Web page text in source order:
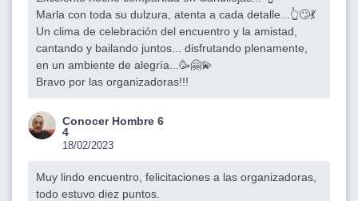
Marla con toda su dulzura, atenta a cada detalle...👆🙄💃
Un clima de celebración del encuentro y la amistad,
cantando y bailando juntos... disfrutando plenamente,
en un ambiente de alegría...🥳🤗💫
Bravo por las organizadoras!!!
Conocer Hombre 6
4
18/02/2023
Muy lindo encuentro, felicitaciones a las organizadoras,
todo estuvo diez puntos.